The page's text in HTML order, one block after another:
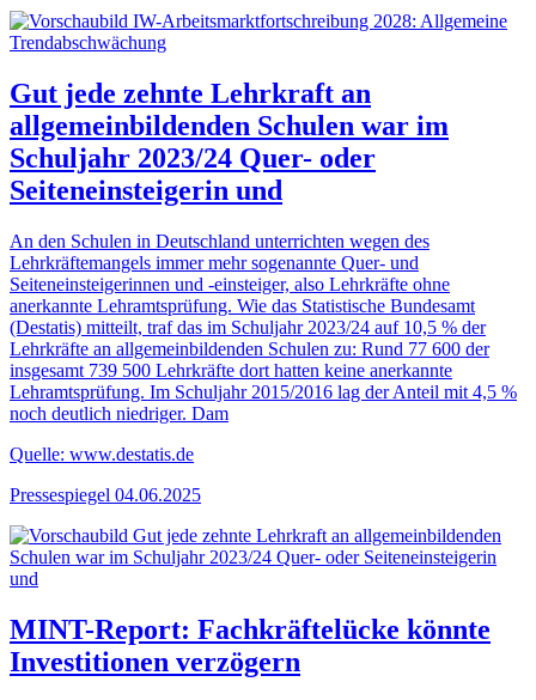
Gut jede zehnte Lehrkraft an
allgemeinbildenden Schulen war im
Schuljahr 2023/24 Quer- oder
Seiteneinsteigerin und
An den Schulen in Deutschland unterrichten wegen des
Lehrkräftemangels immer mehr sogenannte Quer- und
Seiteneinsteigerinnen und -einsteiger, also Lehrkräfte ohne
anerkannte Lehramtsprüfung. Wie das Statistische Bundesamt
(Destatis) mitteilt, traf das im Schuljahr 2023/24 auf 10,5 % der
Lehrkräfte an allgemeinbildenden Schulen zu: Rund 77 600 der
insgesamt 739 500 Lehrkräfte dort hatten keine anerkannte
Lehramtsprüfung. Im Schuljahr 2015/2016 lag der Anteil mit 4,5 %
noch deutlich niedriger. Dam
Quelle: www.destatis.de
Pressespiegel 04.06.2025
MINT-Report: Fachkräftelücke könnte
Investitionen verzögern